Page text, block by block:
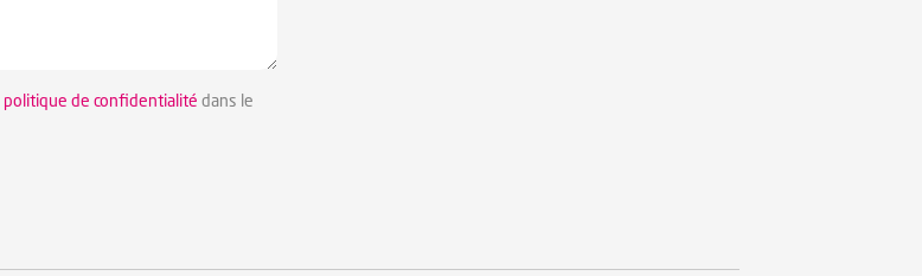
politique de confidentialité dans le